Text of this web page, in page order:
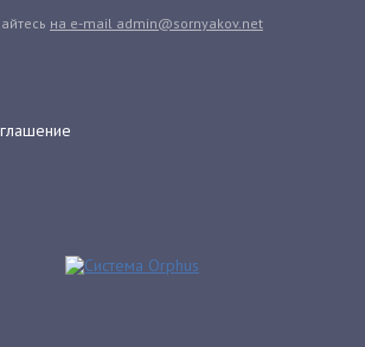
на e-mail admin@sornyakov.net